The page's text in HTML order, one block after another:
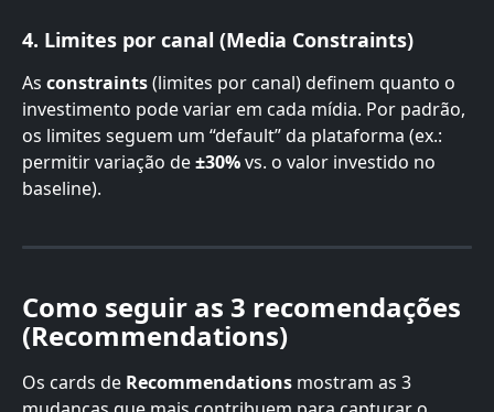
4. Limites por canal (Media Constraints)
As constraints (limites por canal) definem quanto o
investimento pode variar em cada mídia. Por padrão,
os limites seguem um “default” da plataforma (ex.:
permitir variação de ±30% vs. o valor investido no
baseline).
Como seguir as 3 recomendações
(Recommendations)
Os cards de Recommendations mostram as 3